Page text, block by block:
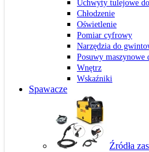
Uchwyty tulejowe
Chłodzenie
Oświetlenie
Pomiar cyfrowy
Narzędzia do
Posuwy maszynowe
Wnętrz
Wskaźniki
Spawacze
Źródła